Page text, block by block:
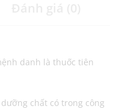
danh là thuốc tiên
chất có trong công